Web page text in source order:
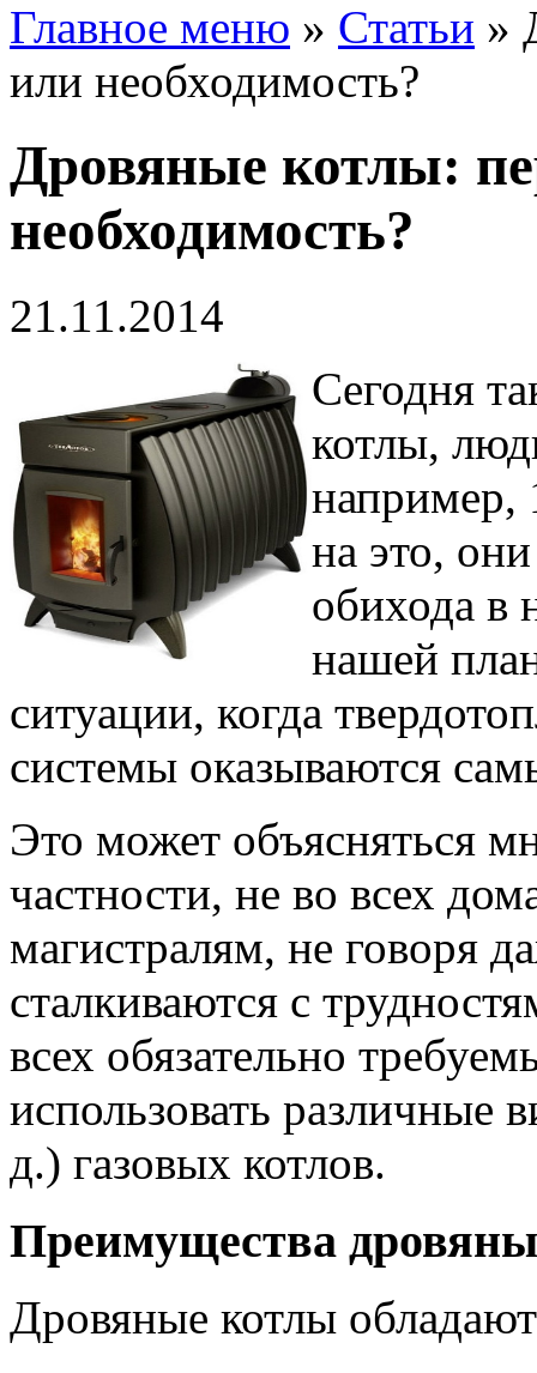
Главное меню » Статьи »
или необходимость?
Дровяные котлы:
необходимость?
21.11.2014
Сегодня
котлы,
например,
на это,
обихода в
нашей
ситуации, когда
системы оказываются
Это может объясняться
частности, не во всех
магистралям, не говоря
сталкиваются с
всех обязательно
использовать различные
д.) газовых котлов.
Преимущества
Дровяные котлы